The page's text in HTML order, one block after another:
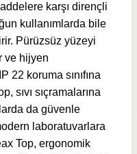
karşı dirençli
kullanımlarda bile
Pürüzsüz yüzeyi
ve hijyen
22 koruma sınıfına
sıvı sıçramalarına
da güvenle
laboratuvarlara
Top, ergonomik